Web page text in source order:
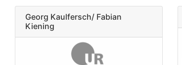
Georg Kaulfersch/ Fabian
Kiening